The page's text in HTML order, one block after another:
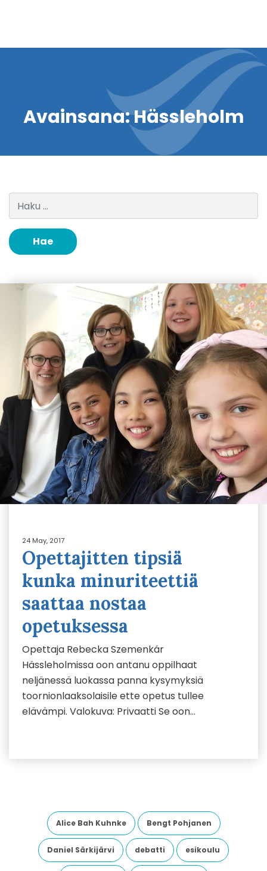
Avainsana:Hässleholm
Haku:
24 May, 2017
Opettajitten tipsiä
kunka minuriteettiä
saattaa nostaa
opetuksessa
Opettaja Rebecka Szemenkár
Hässleholmissa oon antanu oppilhaat
neljänessä luokassa panna kysymyksiä
toornionlaaksolaisile ette opetus tullee
elävämpi. Valokuva: Privaatti Se oon…
Alice Bah Kuhnke Bengt Pohjanen
Daniel Särkijärvi debatti esikoulu